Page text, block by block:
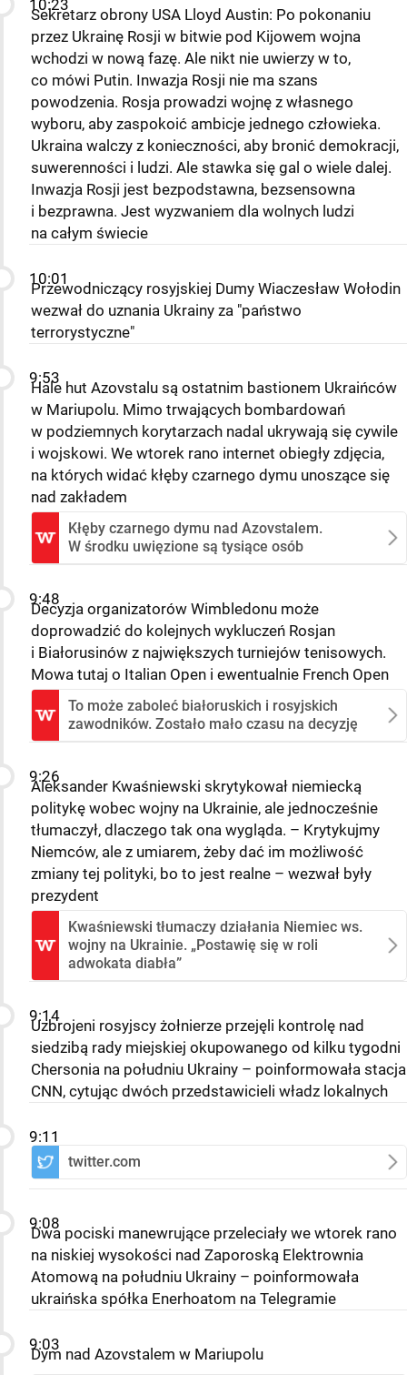
10:23
Sekretarz obrony USA Lloyd Austin: Po pokonaniu
przez Ukrainę Rosji w bitwie pod Kijowem wojna
wchodzi w nową fazę. Ale nikt nie uwierzy w to,
co mówi Putin. Inwazja Rosji nie ma szans
powodzenia. Rosja prowadzi wojnę z własnego
wyboru, aby zaspokoić ambicje jednego człowieka.
Ukraina walczy z konieczności, aby bronić demokracji,
suwerenności i ludzi. Ale stawka się gal o wiele dalej.
Inwazja Rosji jest bezpodstawna, bezsensowna
i bezprawna. Jest wyzwaniem dla wolnych ludzi
na całym świecie
10:01
Przewodniczący rosyjskiej Dumy Wiaczesław Wołodin
wezwał do uznania Ukrainy za "państwo
terrorystyczne"
9:53
Hale hut Azovstalu są ostatnim bastionem Ukraińców
w Mariupolu. Mimo trwających bombardowań
w podziemnych korytarzach nadal ukrywają się cywile
i wojskowi. We wtorek rano internet obiegły zdjęcia,
na których widać kłęby czarnego dymu unoszące się
nad zakładem
Kłęby czarnego dymu nad Azovstalem.
W środku uwięzione są tysiące osób
9:48
Decyzja organizatorów Wimbledonu może
doprowadzić do kolejnych wykluczeń Rosjan
i Białorusinów z największych turniejów tenisowych.
Mowa tutaj o Italian Open i ewentualnie French Open
To może zaboleć białoruskich i rosyjskich
zawodników. Zostało mało czasu na decyzję
9:26
Aleksander Kwaśniewski skrytykował niemiecką
politykę wobec wojny na Ukrainie, ale jednocześnie
tłumaczył, dlaczego tak ona wygląda. – Krytykujmy
Niemców, ale z umiarem, żeby dać im możliwość
zmiany tej polityki, bo to jest realne – wezwał były
prezydent
Kwaśniewski tłumaczy działania Niemiec ws.
wojny na Ukrainie. „Postawię się w roli
adwokata diabła”
9:14
Uzbrojeni rosyjscy żołnierze przejęli kontrolę nad
siedzibą rady miejskiej okupowanego od kilku tygodni
Chersonia na południu Ukrainy – poinformowała stacja
CNN, cytując dwóch przedstawicieli władz lokalnych
9:11
twitter.com
9:08
Dwa pociski manewrujące przeleciały we wtorek rano
na niskiej wysokości nad Zaporoską Elektrownia
Atomową na południu Ukrainy – poinformowała
ukraińska spółka Enerhoatom na Telegramie
9:03
Dym nad Azovstalem w Mariupolu